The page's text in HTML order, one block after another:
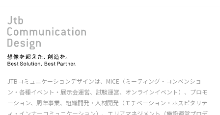
JTBコミュニケーションデザインは、MICE（ミーティング・コンベンショ
ン・各種イベント・展示会運営、試験運営、オンラインイベント）、プロモ
ーション、周年事業、組織開発・人材開発（モチベーション・ホスピタリテ
ィ・インナーコミュニケーション）、エリアマネジメント（施設運営プロデ